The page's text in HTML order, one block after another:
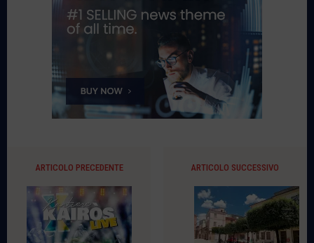
ARTICOLO PRECEDENTE ARTICOLO SUCCESSIVO